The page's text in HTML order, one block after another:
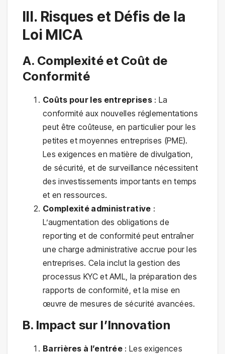
III. Risques et Défis de la
Loi MICA
A. Complexité et Coût de
Conformité
Coûts pour les entreprises: La
conformité aux nouvelles réglementations
peut être coûteuse, en particulier pour les
petites et moyennes entreprises (PME).
Les exigences en matière de divulgation,
de sécurité, et de surveillance nécessitent
des investissements importants en temps
et en ressources.
Complexité administrative :
L’augmentation des obligations de
reporting et de conformité peut entraîner
une charge administrative accrue pour les
entreprises. Cela inclut la gestion des
processus KYC et AML, la préparation des
rapports de conformité, et la mise en
œuvre de mesures de sécurité avancées.
B. Impact sur l’Innovation
Barrières à l’entrée : Les exigences